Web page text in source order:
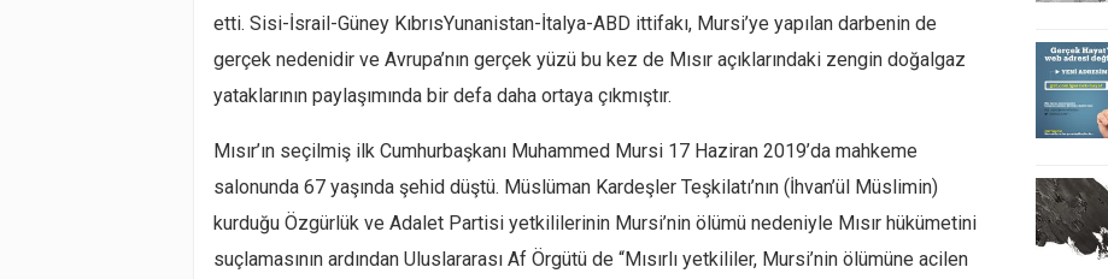
etti. Sisi-İsrail-Güney KıbrısYunanistan-İtalya-ABD ittifakı, Mursi’ye yapılan darbenin de
gerçek nedenidir ve Avrupa’nın gerçek yüzü bu kez de Mısır açıklarındaki zengin doğalgaz
yataklarının paylaşımında bir defa daha ortaya çıkmıştır.
Mısır’ın seçilmiş ilk Cumhurbaşkanı Muhammed Mursi 17 Haziran 2019’da mahkeme
salonunda 67 yaşında şehid düştü. Müslüman Kardeşler Teşkilatı’nın (İhvan’ül Müslimin)
kurduğu Özgürlük ve Adalet Partisi yetkililerinin Mursi’nin ölümü nedeniyle Mısır hükümetini
suçlamasının ardından Uluslararası Af Örgütü de “Mısırlı yetkililer, Mursi’nin ölümüne acilen